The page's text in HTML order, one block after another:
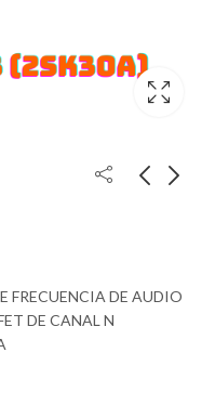
FRECUENCIA DE AUDIO
DE CANAL N